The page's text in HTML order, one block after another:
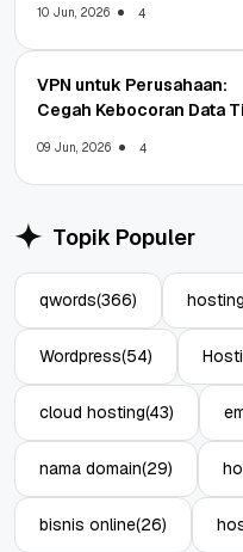
10 Jun, 2026 4
VPN untuk Perusahaan:
Cegah Kebocoran Data
09 Jun, 2026 4
Topik Populer
qwords(366)
Wordpress(54)
cloud hosting(43)
nama domain(29)
bisnis online(26)